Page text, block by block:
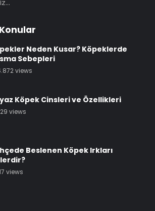
Neden Kusar? Köpeklerde
Sebepleri
views
Köpek Cinsleri ve Özellikleri
views
Beslenen Köpek Irkları
views